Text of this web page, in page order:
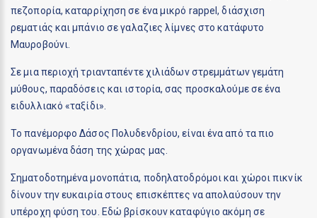
πεζοπορία, καταρρίχηση σε ένα μικρό rappel, διάσχιση
ρεματιάς και μπάνιο σε γαλαζιες λίμνες στο κατάφυτο
Μαυροβούνι.
Σε μια περιοχή τριανταπέντε χιλιάδων στρεμμάτων γεμάτη
μύθους, παραδόσεις και ιστορία, σας προσκαλούμε σε ένα
ειδυλλιακό «ταξίδι».
Το πανέμορφο Δάσος Πολυδενδρίου, είναι ένα από τα πιο
οργανωμένα δάση της χώρας μας.
Σηματοδοτημένα μονοπάτια, ποδηλατοδρόμοι και χώροι πικνίκ
δίνουν την ευκαιρία στους επισκέπτες να απολαύσουν την
υπέροχη φύση του. Εδώ βρίσκουν καταφύγιο ακόμη σε